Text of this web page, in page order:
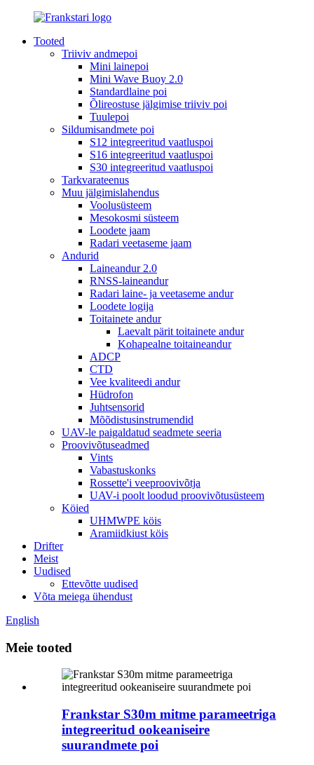
Tooted
Triiviv andmepoi
Mini lainepoi
Mini Wave Buoy 2.0
Standardlaine poi
Õlireostuse jälgimise triiviv poi
Tuulepoi
Sildumisandmete poi
S12 integreeritud vaatluspoi
S16 integreeritud vaatluspoi
S30 integreeritud vaatluspoi
Tarkvarateenus
Muu jälgimislahendus
Voolusüsteem
Mesokosmi süsteem
Loodete jaam
Radari veetaseme jaam
Andurid
Laineandur 2.0
RNSS-laineandur
Radari laine- ja veetaseme andur
Loodete logija
Toitainete andur
Laevalt pärit toitainete andur
Kohapealne toitaineandur
ADCP
CTD
Vee kvaliteedi andur
Hüdrofon
Juhtsensorid
Mõõdistusinstrumendid
UAV-le paigaldatud seadmete seeria
Proovivõtuseadmed
Vints
Vabastuskonks
Rossette'i veeproovivõtja
UAV-i poolt loodud proovivõtusüsteem
Köied
UHMWPE köis
Aramiidkiust köis
Drifter
Meist
Uudised
Ettevõtte uudised
Võta meiega ühendust
English
Meie tooted
Frankstar S30m mitme parameetriga
integreeritud ookeaniseire
suurandmete poi